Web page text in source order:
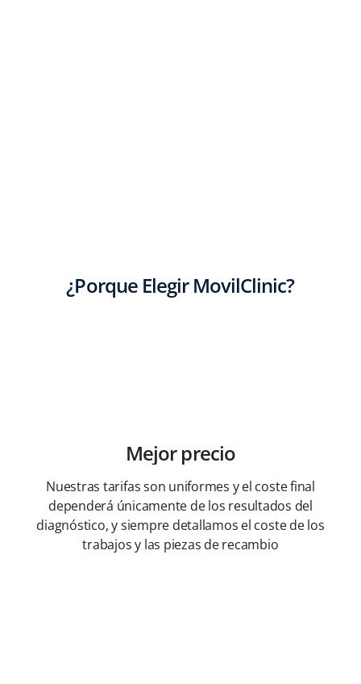
¿Porque Elegir MovilClinic?
Mejor precio
Nuestras tarifas son uniformes y el coste final
dependerá únicamente de los resultados del
diagnóstico, y siempre detallamos el coste de los
trabajos y las piezas de recambio